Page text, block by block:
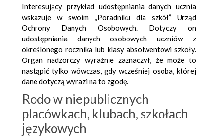
Interesujący przykład udostępniania danych ucznia
wskazuje w swoim „Poradniku dla szkół” Urząd
Ochrony Danych Osobowych. Dotyczy on
udostępniania danych osobowych uczniów z
określonego rocznika lub klasy absolwentowi szkoły.
Organ nadzorczy wyraźnie zaznaczył, że może to
nastąpić tylko wówczas, gdy wcześniej osoba, której
dane dotyczą wyrazi na to zgodę.
Rodo w niepublicznych
placówkach, klubach, szkołach
językowych